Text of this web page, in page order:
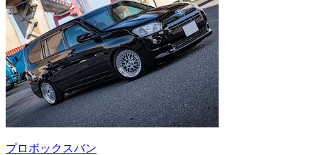
プロボックスバン